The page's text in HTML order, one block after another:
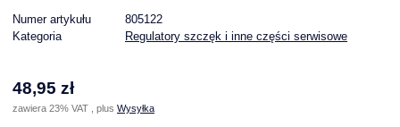
Numer artykułu
805122
Kategoria
Regulatory szczęk i inne części serwisowe
48,95 zł
zawiera 23% VAT , plus Wysyłka